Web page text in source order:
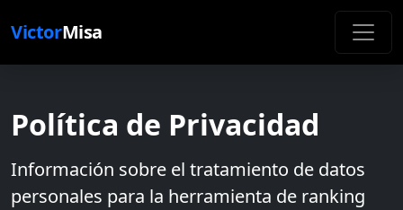
VictorMisa
Política de Privacidad
Información sobre el tratamiento de datos
personales para la herramienta de ranking